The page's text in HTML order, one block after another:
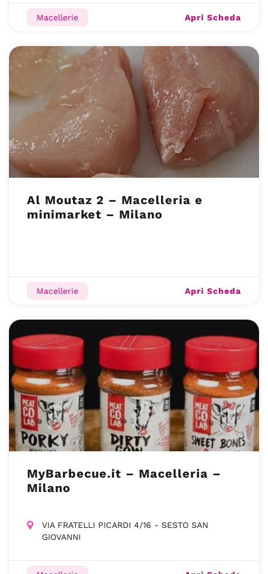
Macellerie Apri Scheda
Al Moutaz 2 – Macelleria e
minimarket – Milano
Macellerie Apri Scheda
MyBarbecue.it – Macelleria –
Milano
VIA FRATELLI PICARDI 4/16 - SESTO SAN
GIOVANNI